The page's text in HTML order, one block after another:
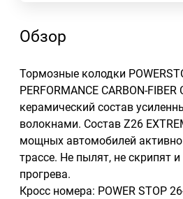
Обзор
Тормозные колодки
PERFORMANCE CARBON-FIBER
керамический состав
волокнами. Состав Z26
мощных автомобилей
трассе. Не пылят, не скрипят
прогрева.
Кросс номера: POWER STOP